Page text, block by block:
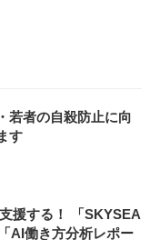
若者の自殺防止に向
す
援する！ 「SKYSEA
AI働き方分析レポー